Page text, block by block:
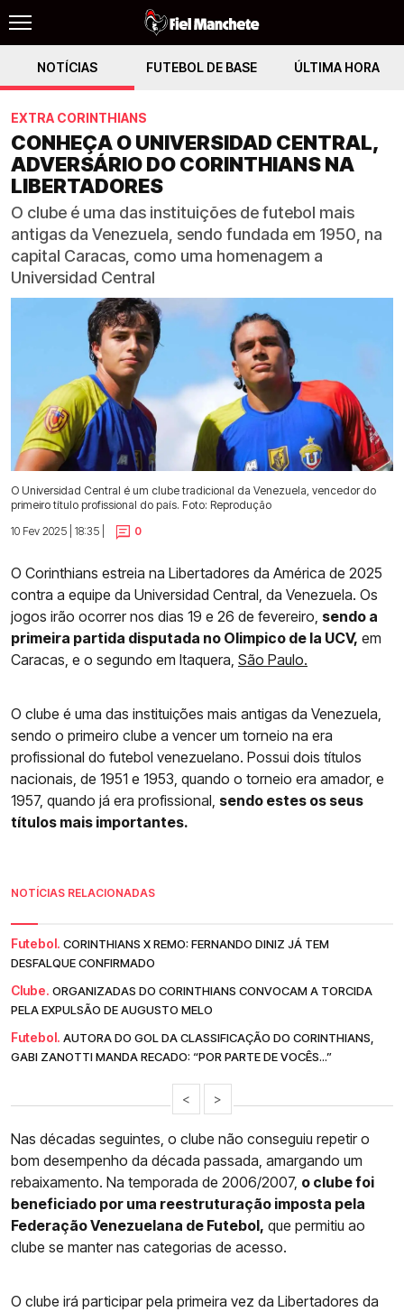
NOTÍCIAS FUTEBOL DE BASE ÚLTIMA HORA
EXTRA CORINTHIANS
CONHEÇA O UNIVERSIDAD CENTRAL,
ADVERSÁRIO DO CORINTHIANS NA
LIBERTADORES
O clube é uma das instituições de futebol mais
antigas da Venezuela, sendo fundada em 1950, na
capital Caracas, como uma homenagem a
Universidad Central
O Universidad Central é um clube tradicional da Venezuela, vencedor do
primeiro título profissional do país. Foto: Reprodução
10 Fev 2025 | 18:35 |
0
O Corinthians estreia na Libertadores da América de 2025
contra a equipe da Universidad Central, da Venezuela. Os
jogos irão ocorrer nos dias 19 e 26 de fevereiro, sendo a
primeira partida disputada no Olimpico de la UCV, em
Caracas, e o segundo em Itaquera, São Paulo.
O clube é uma das instituições mais antigas da Venezuela,
sendo o primeiro clube a vencer um torneio na era
profissional do futebol venezuelano. Possui dois títulos
nacionais, de 1951 e 1953, quando o torneio era amador, e
1957, quando já era profissional, sendo estes os seus
títulos mais importantes.
NOTÍCIAS RELACIONADAS
Futebol. CORINTHIANS X REMO: FERNANDO DINIZ JÁ TEM
DESFALQUE CONFIRMADO
Clube. ORGANIZADAS DO CORINTHIANS CONVOCAM A TORCIDA
PELA EXPULSÃO DE AUGUSTO MELO
Futebol. AUTORA DO GOL DA CLASSIFICAÇÃO DO CORINTHIANS,
GABI ZANOTTI MANDA RECADO: “POR PARTE DE VOCÊS...”
< >
Nas décadas seguintes, o clube não conseguiu repetir o
bom desempenho da década passada, amargando um
rebaixamento. Na temporada de 2006/2007, o clube foi
beneficiado por uma reestruturação imposta pela
Federação Venezuelana de Futebol, que permitiu ao
clube se manter nas categorias de acesso.
O clube irá participar pela primeira vez da Libertadores da